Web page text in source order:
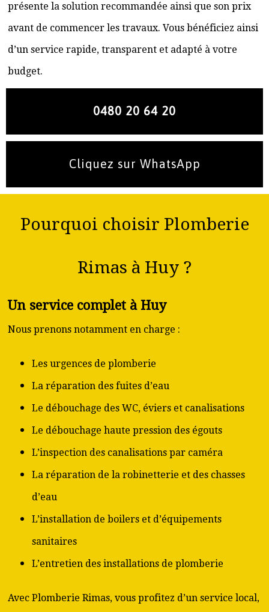
présente la solution recommandée ainsi que son prix
avant de commencer les travaux. Vous bénéficiez ainsi
d’un service rapide, transparent et adapté à votre
budget.
0480 20 64 20
Cliquez sur WhatsApp
Pourquoi choisir Plomberie
Rimas à Huy ?
Un service complet à Huy
Nous prenons notamment en charge :
Les urgences de plomberie
La réparation des fuites d’eau
Le débouchage des WC, éviers et canalisations
Le débouchage haute pression des égouts
L’inspection des canalisations par caméra
La réparation de la robinetterie et des chasses
d’eau
L’installation de boilers et d’équipements
sanitaires
L’entretien des installations de plomberie
Avec Plomberie Rimas, vous profitez d’un service local,